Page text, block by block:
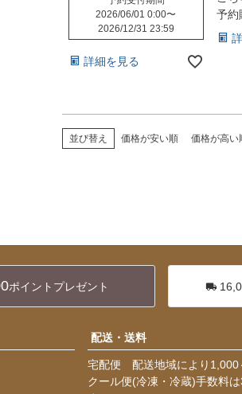
2026/06/01 0:00〜
2026/12/31 23:59
詳細を見る
予約
並び替え 価格が安い順 価格が高い
ポイントプレゼント
配送・送料
宅配便 配送地域により1,000
クール便(冷凍・冷蔵)手数料